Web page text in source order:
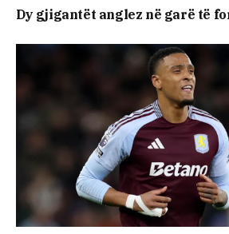
Dy gjigantët anglez në garë të